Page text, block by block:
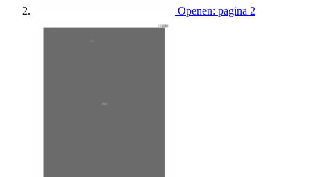
Openen: pagina 2